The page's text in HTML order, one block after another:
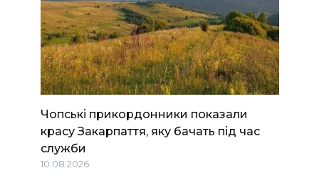
Чопські прикордонники показали
красу Закарпаття, яку бачать під час
служби
10.08.2026